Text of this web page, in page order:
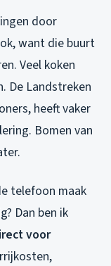
door
want die buurt
Veel koken
De Landstreken
heeft vaker
Bomen van
telefoon maak
Dan ben ik
voor